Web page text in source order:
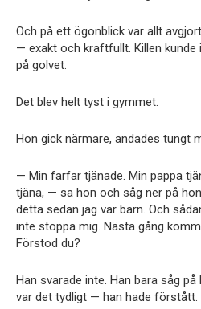
Och på ett ögonblick var allt
— exakt och kraftfullt. Killen kunde
på golvet.
Det blev helt tyst i gymmet.
Hon gick närmare, andades tungt
— Min farfar tjänade. Min pappa
tjäna, — sa hon och såg ner på
detta sedan jag var barn. Och
inte stoppa mig. Nästa gång
Förstod du?
Han svarade inte. Han bara såg
var det tydligt — han hade förstått.